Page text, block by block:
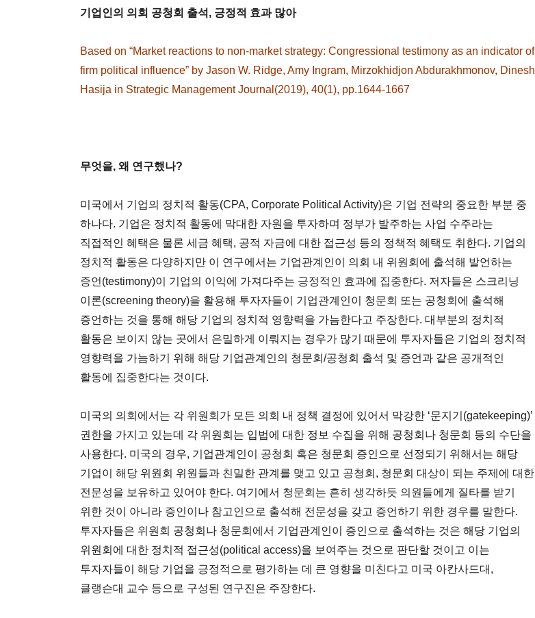
기업인의 의회 공청회 출석, 긍정적 효과 많아
Based on “Market reactions to non-market strategy: Congressional testimony as an indicator of
firm political influence” by Jason W. Ridge, Amy Ingram, Mirzokhidjon Abdurakhmonov, Dinesh
Hasija in Strategic Management Journal(2019), 40(1), pp.1644-1667
무엇을, 왜 연구했나?
미국에서 기업의 정치적 활동(CPA, Corporate Political Activity)은 기업 전략의 중요한 부분 중
하나다. 기업은 정치적 활동에 막대한 자원을 투자하며 정부가 발주하는 사업 수주라는
직접적인 혜택은 물론 세금 혜택, 공적 자금에 대한 접근성 등의 정책적 혜택도 취한다. 기업의
정치적 활동은 다양하지만 이 연구에서는 기업관계인이 의회 내 위원회에 출석해 발언하는
증언(testimony)이 기업의 이익에 가져다주는 긍정적인 효과에 집중한다. 저자들은 스크리닝
이론(screening theory)을 활용해 투자자들이 기업관계인이 청문회 또는 공청회에 출석해
증언하는 것을 통해 해당 기업의 정치적 영향력을 가늠한다고 주장한다. 대부분의 정치적
활동은 보이지 않는 곳에서 은밀하게 이뤄지는 경우가 많기 때문에 투자자들은 기업의 정치적
영향력을 가늠하기 위해 해당 기업관계인의 청문회/공청회 출석 및 증언과 같은 공개적인
활동에 집중한다는 것이다.
미국의 의회에서는 각 위원회가 모든 의회 내 정책 결정에 있어서 막강한 ‘문지기(gatekeeping)’
권한을 가지고 있는데 각 위원회는 입법에 대한 정보 수집을 위해 공청회나 청문회 등의 수단을
사용한다. 미국의 경우, 기업관계인이 공청회 혹은 청문회 증인으로 선정되기 위해서는 해당
기업이 해당 위원회 위원들과 친밀한 관계를 맺고 있고 공청회, 청문회 대상이 되는 주제에 대한
전문성을 보유하고 있어야 한다. 여기에서 청문회는 흔히 생각하듯 의원들에게 질타를 받기
위한 것이 아니라 증인이나 참고인으로 출석해 전문성을 갖고 증언하기 위한 경우를 말한다.
투자자들은 위원회 공청회나 청문회에서 기업관계인이 증인으로 출석하는 것은 해당 기업의
위원회에 대한 정치적 접근성(political access)을 보여주는 것으로 판단할 것이고 이는
투자자들이 해당 기업을 긍정적으로 평가하는 데 큰 영향을 미친다고 미국 아칸사드대,
클랭슨대 교수 등으로 구성된 연구진은 주장한다.